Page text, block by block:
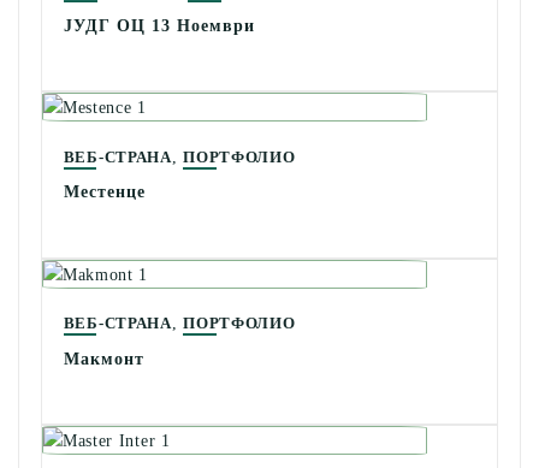
ЈУДГ ОЦ 13 Ноември
ВЕБ-СТРАНА ,ПОРТФОЛИО
Местенце
ВЕБ-СТРАНА,ПОРТФОЛИО
Макмонт